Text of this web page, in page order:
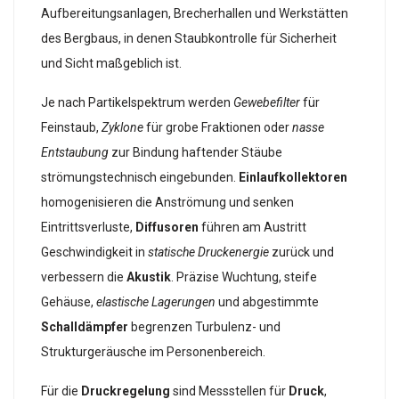
Aufbereitungsanlagen, Brecherhallen und Werkstätten
des Bergbaus, in denen Staubkontrolle für Sicherheit
und Sicht maßgeblich ist.
Je nach Partikelspektrum werden Gewebefilterfür
Feinstaub, Zyklonefür grobe Fraktionen odernasse
Entstaubung zur Bindung haftender Stäube
strömungstechnisch eingebunden.
Einlaufkollektoren
homogenisieren die Anströmung und senken
Eintrittsverluste, Diffusoren führen am Austritt
Geschwindigkeit in statische Druckenergie zurück und
verbessern die Akustik . Präzise Wuchtung, steife
Gehäuse, elastische Lagerungen und abgestimmte
Schalldämpfer begrenzen Turbulenz- und
Strukturgeräusche im Personenbereich.
Für die Druckregelung sind Messstellen für Druck,